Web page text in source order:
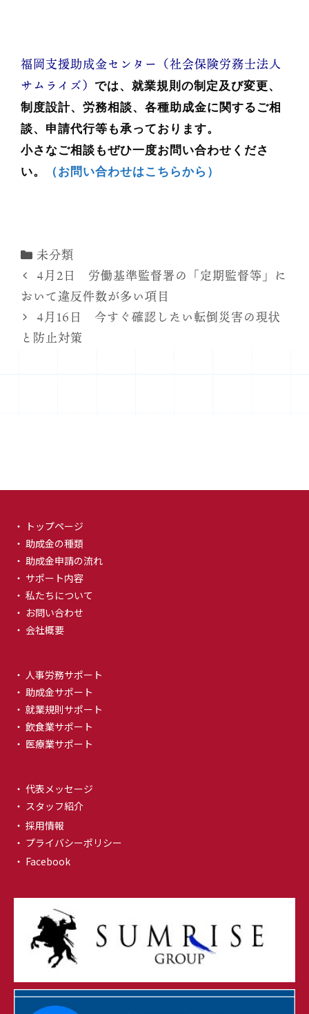
福岡支援助成金センター（社会保険労務士法人
サムライズ） では、就業規則の制定及び変更、
制度設計、労務相談、各種助成金に関するご相
談、申請代行等も承っております。
小さなご相談もぜひ一度お問い合わせくださ
い。
（お問い合わせはこちらから）
カ
テ
ゴ
リ
ー
未分類
4月2日 労働基準監督署の「定期監督等」に
おいて違反件数が多い項目
4月16日 今すぐ確認したい転倒災害の現状
と防止対策
・ トップページ
・ 助成金の種類
・ 助成金申請の流れ
・ サポート内容
・ 私たちについて
・ お問い合わせ
・ 会社概要
・ 人事労務サポート
・ 助成金サポート
・ 就業規則サポート
・ 飲食業サポート
・ 医療業サポート
・ 代表メッセージ
・ スタッフ紹介
・ 採用情報
・ プライバシーポリシー
・ Facebook